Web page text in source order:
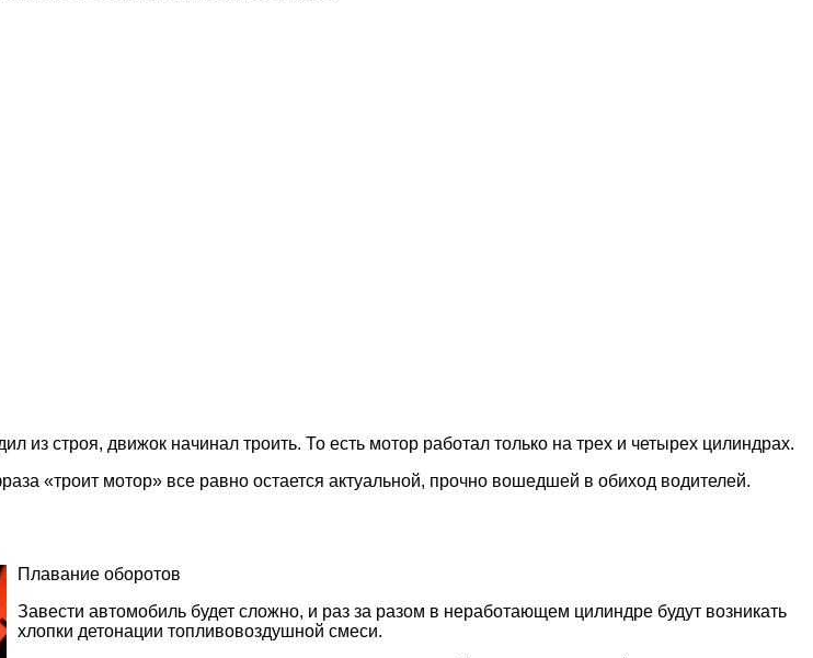
строя, движок начинал троить. То есть мотор работал только на трех и четырех цилиндрах.
«троит мотор» все равно остается актуальной, прочно вошедшей в обиход водителей.
Плавание оборотов
Завести автомобиль будет сложно, и раз за разом в неработающем цилиндре будут возникать
хлопки детонации топливовоздушной смеси.